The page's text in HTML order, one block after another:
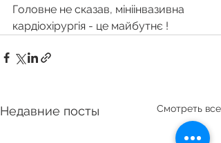
Головне не сказав, мініінвазивна
кардіохірургія - це майбутнє !
Недавние посты Смотреть все